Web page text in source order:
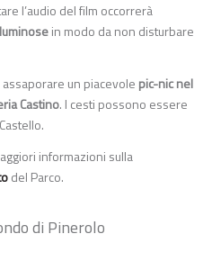
l’audio del film occorrerà
in modo da non disturbare
un piacevole pic-nic nel
Castino. I cesti possono essere
informazioni sulla
del Parco.
di Pinerolo